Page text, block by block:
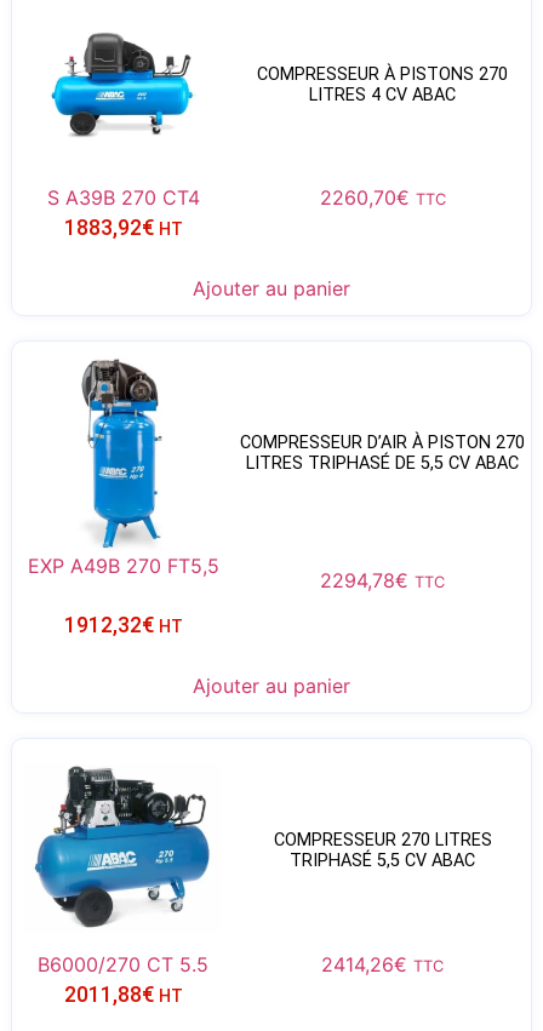
COMPRESSEUR À PISTONS 270
LITRES 4 CV ABAC
S A39B 270 CT4 2260,70€ TTC
1883,92€ HT
Ajouter au panier
COMPRESSEUR D’AIR À PISTON 270
LITRES TRIPHASÉ DE 5,5 CV ABAC
EXP A49B 270 FT5,5
2294,78€ TTC
1912,32€ HT
Ajouter au panier
COMPRESSEUR 270 LITRES
TRIPHASÉ 5,5 CV ABAC
B6000/270 CT 5.5 2414,26€ TTC
2011,88€ HT